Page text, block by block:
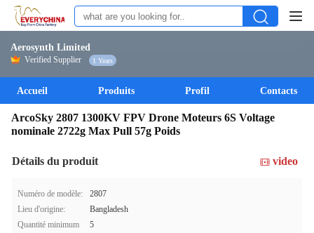
Aerosynth Limited
Verified Supplier 1 Years
Accueil Produits Profil Contacts
ArcoSky 2807 1300KV FPV Drone Moteurs 6S Voltage
nominale 2722g Max Pull 57g Poids
Détails du produit video
Numéro de modèle:
2807
Lieu d'origine:
Bangladesh
Quantité minimum
5